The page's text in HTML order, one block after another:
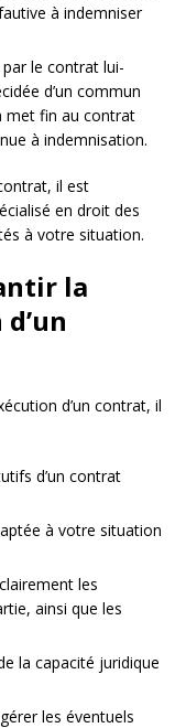
à indemniser
le contrat lui-
d’un commun
met fin au contrat
à indemnisation.
il est
en droit des
à votre situation.
la
d’un contrat, il
d’un contrat
à votre situation
les
ainsi que les
la capacité juridique
les éventuels